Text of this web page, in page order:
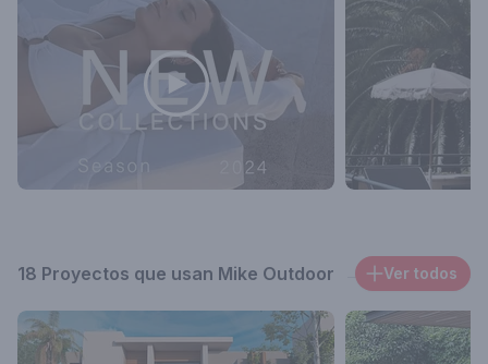
18 Proyectos que usan Mike Outdoor Ver todos